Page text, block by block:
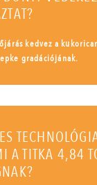
kedvez a
gradációjának.
A TITKA 4,84